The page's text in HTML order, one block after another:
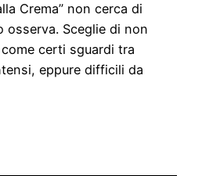
Crema” non cerca di
osserva. Sceglie di non
certi sguardi tra
eppure difficili da